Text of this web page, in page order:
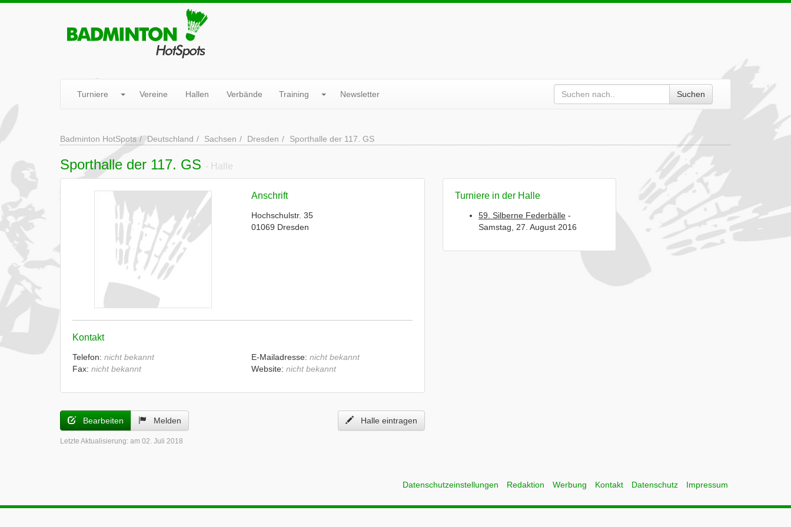
Turniere Vereine Hallen Verbände Training Newsletter Suchen
Badminton HotSpots Deutschland Sachsen Dresden Sporthalle der 117. GS
Sporthalle der 117. GS - Halle
Anschrift
Hochschulstr. 35
01069 Dresden
Kontakt
Telefon: nicht bekannt
Fax: nicht bekannt
E-Mailadresse: nicht bekannt
Website: nicht bekannt
Bearbeiten Melden Halle eintragen
Letzte Aktualisierung: am 02. Juli 2018
Turniere in der Halle
59. Silberne Federbälle-
Samstag, 27. August 2016
Datenschutzeinstellungen Redaktion Werbung Kontakt Datenschutz Impressum